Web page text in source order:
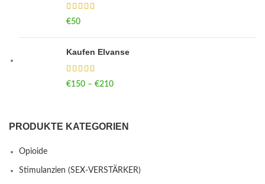
€50
Kaufen Elvanse
€150 – €210
PRODUKTE KATEGORIEN
Opioide
Stimulanzien (SEX-VERSTÄRKER)